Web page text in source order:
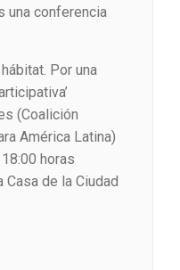
una conferencia
Por una
(Coalición
América Latina)
horas
de la Ciudad